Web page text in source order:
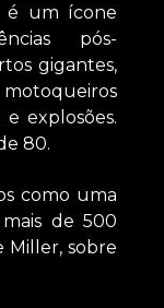
é um ícone
pós-
gigantes,
motoqueiros
explosões.
80.
como uma
de 500
Miller, sobre